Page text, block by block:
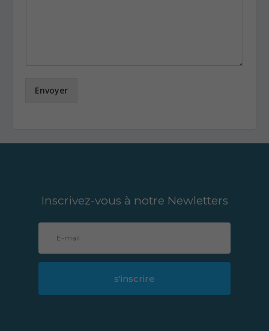
Envoyer
Inscrivez-vous à notre Newletters
s'inscrire